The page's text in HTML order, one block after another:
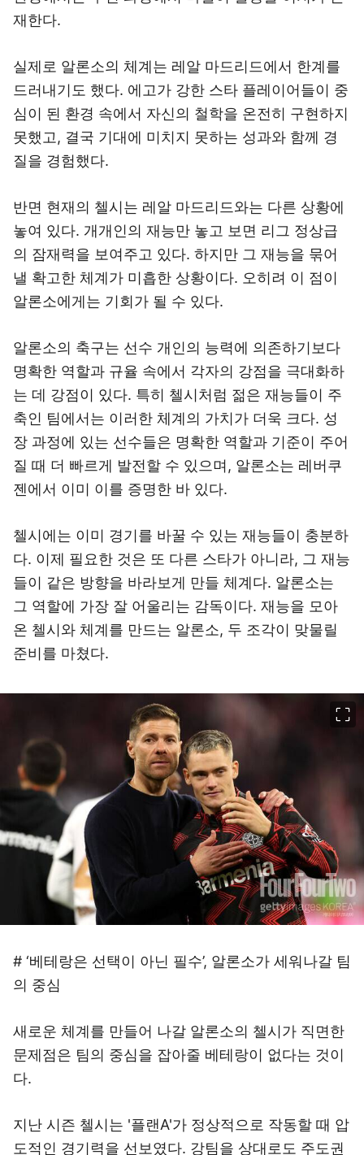
재한다.
실제로 알론소의 체계는 레알 마드리드에서 한계를
드러내기도 했다. 에고가 강한 스타 플레이어들이 중
심이 된 환경 속에서 자신의 철학을 온전히 구현하지
못했고, 결국 기대에 미치지 못하는 성과와 함께 경
질을 경험했다.
반면 현재의 첼시는 레알 마드리드와는 다른 상황에
놓여 있다. 개개인의 재능만 놓고 보면 리그 정상급
의 잠재력을 보여주고 있다. 하지만 그 재능을 묶어
낼 확고한 체계가 미흡한 상황이다. 오히려 이 점이
알론소에게는 기회가 될 수 있다.
알론소의 축구는 선수 개인의 능력에 의존하기보다
명확한 역할과 규율 속에서 각자의 강점을 극대화하
는 데 강점이 있다. 특히 첼시처럼 젊은 재능들이 주
축인 팀에서는 이러한 체계의 가치가 더욱 크다. 성
장 과정에 있는 선수들은 명확한 역할과 기준이 주어
질 때 더 빠르게 발전할 수 있으며, 알론소는 레버쿠
젠에서 이미 이를 증명한 바 있다.
첼시에는 이미 경기를 바꿀 수 있는 재능들이 충분하
다. 이제 필요한 것은 또 다른 스타가 아니라, 그 재능
들이 같은 방향을 바라보게 만들 체계다. 알론소는
그 역할에 가장 잘 어울리는 감독이다. 재능을 모아
온 첼시와 체계를 만드는 알론소, 두 조각이 맞물릴
준비를 마쳤다.
# ‘베테랑은 선택이 아닌 필수’, 알론소가 세워나갈 팀
의 중심
새로운 체계를 만들어 나갈 알론소의 첼시가 직면한
문제점은 팀의 중심을 잡아줄 베테랑이 없다는 것이
다.
지난 시즌 첼시는 '플랜A'가 정상적으로 작동할 때 압
도적인 경기력을 선보였다. 강팀을 상대로도 주도권